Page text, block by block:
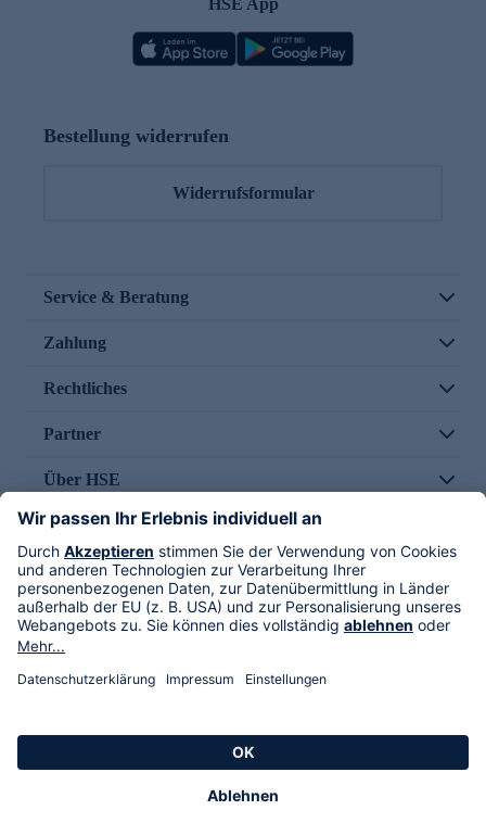
HSE App
Bestellung widerrufen
Widerrufsformular
Service & Beratung
Zahlung
Rechtliches
Partner
Über HSE
Im TV
HSE International